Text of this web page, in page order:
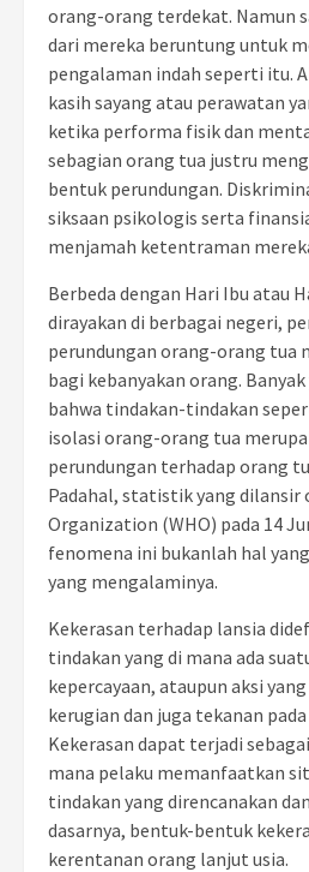
orang-orang terdekat. Namun
dari mereka beruntung untuk
pengalaman indah seperti itu.
kasih sayang atau perawatan
ketika performa fisik dan
sebagian orang tua justru
bentuk perundungan.
siksaan psikologis serta
menjamah ketentraman
Berbeda dengan Hari Ibu atau
dirayakan di berbagai negeri,
perundungan orang-orang tua
bagi kebanyakan orang.
bahwa tindakan-tindakan
isolasi orang-orang tua
perundungan terhadap orang
Padahal, statistik yang dilansir
Organization (WHO) pada 14
fenomena ini bukanlah hal
yang mengalaminya.
Kekerasan terhadap lansia
tindakan yang di mana ada
kepercayaan, ataupun aksi
kerugian dan juga tekanan
Kekerasan dapat terjadi
mana pelaku memanfaatkan
tindakan yang direncanakan
dasarnya, bentuk-bentuk
kerentanan orang lanjut usia.